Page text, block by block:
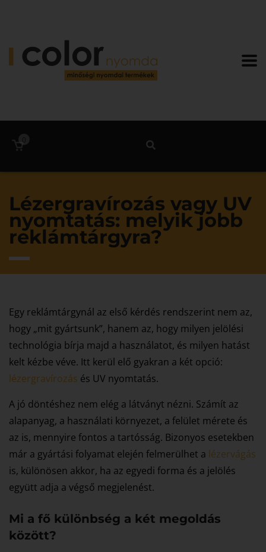
0
Lézergravírozás vagy UV
nyomtatás: melyik jobb
reklámtárgyra?
Egy reklámtárgynál az első kérdés rendszerint nem az,
hogy „mit gyártsunk”, hanem az, hogy milyen jelölési
technológia bírja majd a használatot, és milyen hatást
kelt kézbe véve. Itt kerül elő gyakran a két opció:
lézergravírozás és UV nyomtatás.
A jó döntéshez nem elég a látványt nézni. Számít az
alapanyag, a használati környezet, a felület mérete és
az is, mennyire fontos a tartósság. Bizonyos esetekben
már a gyártási folyamat elején felmerülhet a lézervágás
is, különösen akkor, ha az egyedi forma és a jelölés
együtt adja a végső megjelenést.
Mi a fő különbség a két megoldás
között?